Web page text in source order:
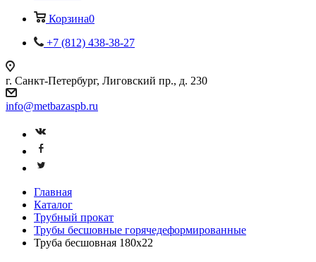
Корзина0
+7 (812) 438-38-27
г. Санкт-Петербург, Лиговский пр., д. 230
info@metbazaspb.ru
Главная
Каталог
Трубный прокат
Трубы бесшовные горячедеформированные
Труба бесшовная 180х22